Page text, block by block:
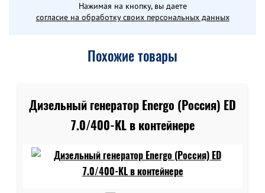
Нажимая на кнопку, вы даете
согласие на обработку своих персональных данных
Похожие товары
Дизельный генератор Energo (Россия) ED
7.0/400-KL в контейнере